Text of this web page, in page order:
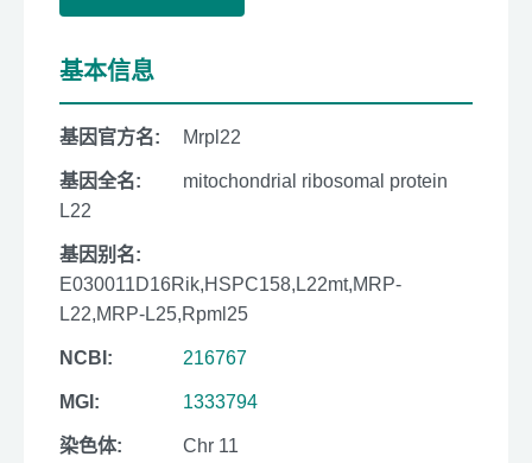
基本信息
基因官方名: Mrpl22
基因全名:
mitochondrial ribosomal protein
L22
基因别名:
E030011D16Rik,HSPC158,L22mt,MRP-
L22,MRP-L25,Rpml25
NCBI: 216767
MGI: 1333794
染色体: Chr 11